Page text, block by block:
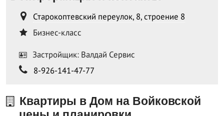
Старокоптевский переулок, 8, строение 8
Бизнес-класс
Застройщик: Валдай Сервис
8-926-141-47-77
Квартиры в Дом на Войковской